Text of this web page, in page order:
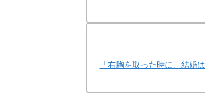
「右胸を取った時に、結婚